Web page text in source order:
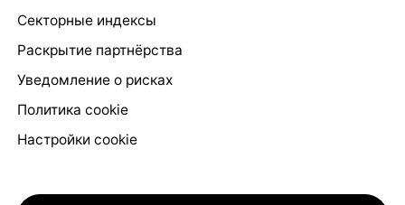
Секторные индексы
Раскрытие партнёрства
Уведомление о рисках
Политика cookie
Настройки cookie